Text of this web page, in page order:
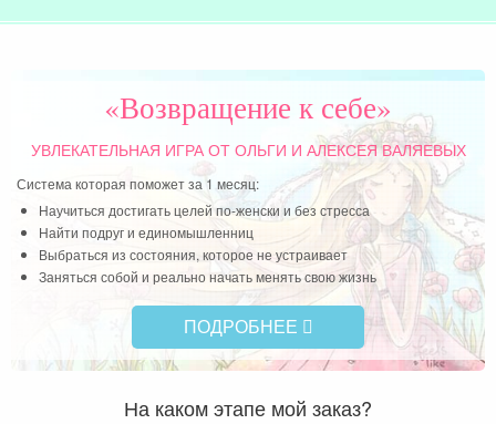
«Возвращение к себе»
УВЛЕКАТЕЛЬНАЯ ИГРАОТ ОЛЬГИ И АЛЕКСЕЯ ВАЛЯЕВЫХ
Система которая поможет за 1 месяц:
Научиться достигать целей по-женски и без стресса
Найти подруг и единомышленниц
Выбраться из состояния, которое не устраивает
Заняться собой и реально начать менять свою жизнь
ПОДРОБНЕЕ
На каком этапе мой заказ?